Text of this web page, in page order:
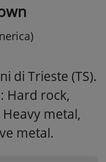
di Trieste (TS).
Hard rock,
metal,
metal.